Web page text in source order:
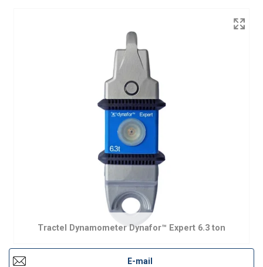
Tractel Dynamometer Dynafor™ Expert 6.3 ton
E-mail